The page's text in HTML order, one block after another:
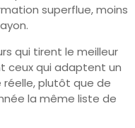
superflue, moins
qui tirent le meilleur
ceux qui adaptent un
réelle, plutôt que de
la même liste de